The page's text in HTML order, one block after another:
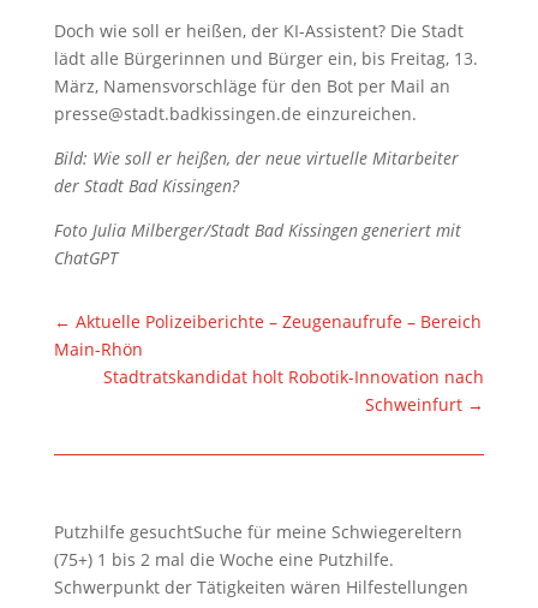
Doch wie soll er heißen, der KI-Assistent? Die Stadt
lädt alle Bürgerinnen und Bürger ein, bis Freitag, 13.
März, Namensvorschläge für den Bot per Mail an
presse@stadt.badkissingen.de einzureichen.
Bild: Wie soll er heißen, der neue virtuelle Mitarbeiter
der Stadt Bad Kissingen?
Foto Julia Milberger/Stadt Bad Kissingen generiert mit
ChatGPT
← Aktuelle Polizeiberichte – Zeugenaufrufe – Bereich
Main-Rhön
Stadtratskandidat holt Robotik-Innovation nach
Schweinfurt →
Putzhilfe gesuchtSuche für meine Schwiegereltern
(75+) 1 bis 2 mal die Woche eine Putzhilfe.
Schwerpunkt der Tätigkeiten wären Hilfestellungen